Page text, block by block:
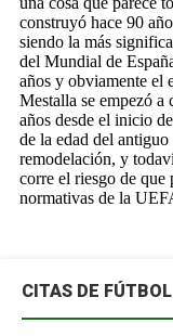
CITAS DE FÚTBOL